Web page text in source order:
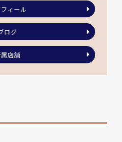
ィール
ログ
店舗